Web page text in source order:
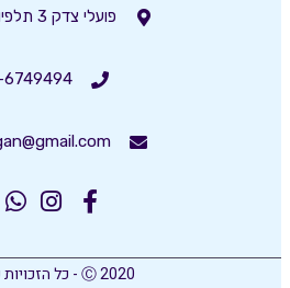
פועלי צדק 3 תלפיות ירושלים
Ⓒ 2020 - כל הזכויות שמורות